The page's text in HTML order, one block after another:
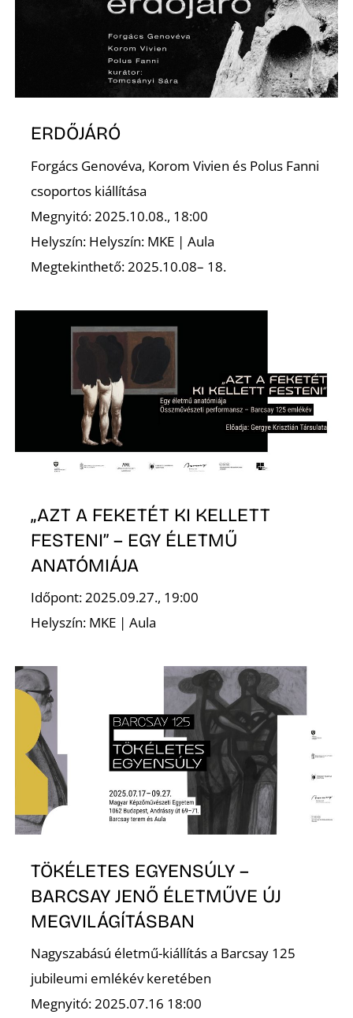
ERDŐJÁRÓ
Forgács Genovéva, Korom Vivien és Polus Fanni
csoportos kiállítása
Megnyitó: 2025.10.08., 18:00
Helyszín: Helyszín: MKE | Aula
Megtekinthető: 2025.10.08– 18.
„AZT A FEKETÉT KI KELLETT
FESTENI” – EGY ÉLETMŰ
ANATÓMIÁJA
Időpont: 2025.09.27., 19:00
Helyszín: MKE | Aula
TÖKÉLETES EGYENSÚLY –
BARCSAY JENŐ ÉLETMŰVE ÚJ
MEGVILÁGÍTÁSBAN
Nagyszabású életmű-kiállítás a Barcsay 125
jubileumi emlékév keretében
Megnyitó: 2025.07.16 18:00